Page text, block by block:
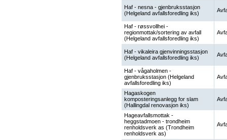
Haf - nesna - gjenbruksstasjon
(Helgeland avfallsforedling iks)
Haf - røssvollhei -
regionmottak/sortering av avfall
(Helgeland avfallsforedling iks)
Haf - vikaleira gjenvinningsstasjon
(Helgeland avfallsforedling iks)
Haf - vågaholmen -
gjenbruksstasjon (Helgeland
avfallsforedling iks)
Hagaskogen
komposteringsanlegg for slam
(Hallingdal renovasjon iks)
Hageavfallsmottak -
heggstadmoen - trondheim
renholdsverk as (Trondheim
renholdsverk as)